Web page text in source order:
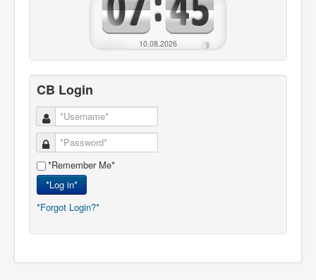
10.08.2026
CB Login
*Remember Me*
*Log in*
*Forgot Login?*